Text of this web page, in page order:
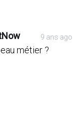
9 ans ago
métier ?